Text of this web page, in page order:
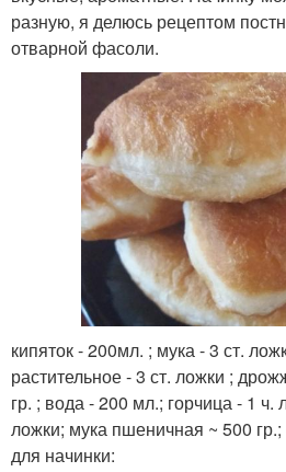
разную, я делюсь рецептом
отварной фасоли.
кипяток - 200мл. ; мука - 3 ст.
растительное - 3 ст. ложки ;
гр. ; вода - 200 мл.; горчица - 1 ч.
ложки; мука пшеничная ~ 500 гр.;
для начинки: